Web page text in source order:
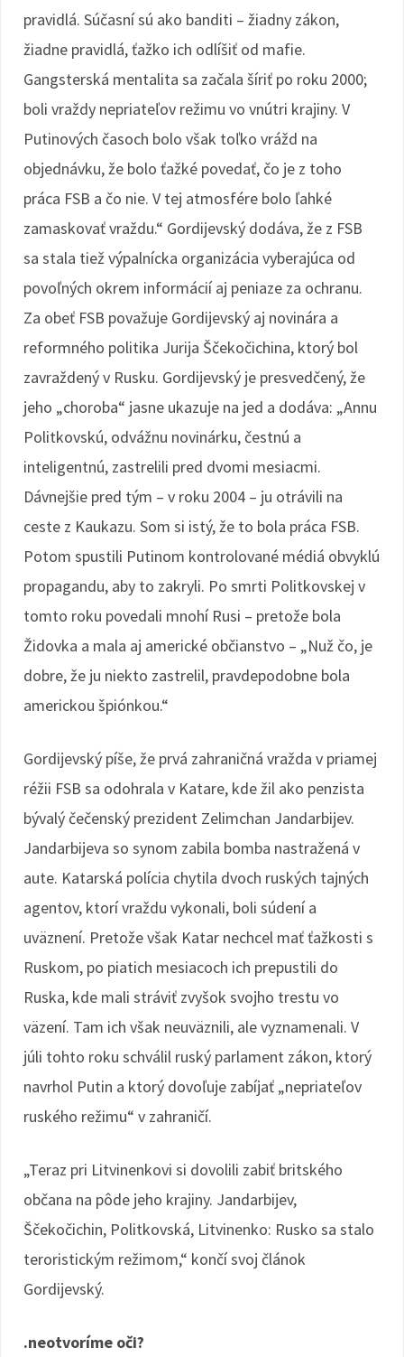
pravidlá. Súčasní sú ako banditi – žiadny zákon,
žiadne pravidlá, ťažko ich odlíšiť od mafie.
Gangsterská mentalita sa začala šíriť po roku 2000;
boli vraždy nepriateľov režimu vo vnútri krajiny. V
Putinových časoch bolo však toľko vrážd na
objednávku, že bolo ťažké povedať, čo je z toho
práca FSB a čo nie. V tej atmosfére bolo ľahké
zamaskovať vraždu.“ Gordijevský dodáva, že z FSB
sa stala tiež výpalnícka organizácia vyberajúca od
povoľných okrem informácií aj peniaze za ochranu.
Za obeť FSB považuje Gordijevský aj novinára a
reformného politika Jurija Ščekočichina, ktorý bol
zavraždený v Rusku. Gordijevský je presvedčený, že
jeho „choroba“ jasne ukazuje na jed a dodáva: „Annu
Politkovskú, odvážnu novinárku, čestnú a
inteligentnú, zastrelili pred dvomi mesiacmi.
Dávnejšie pred tým – v roku 2004 – ju otrávili na
ceste z Kaukazu. Som si istý, že to bola práca FSB.
Potom spustili Putinom kontrolované médiá obvyklú
propagandu, aby to zakryli. Po smrti Politkovskej v
tomto roku povedali mnohí Rusi – pretože bola
Židovka a mala aj americké občianstvo – „Nuž čo, je
dobre, že ju niekto zastrelil, pravdepodobne bola
americkou špiónkou.“
Gordijevský píše, že prvá zahraničná vražda v priamej
réžii FSB sa odohrala v Katare, kde žil ako penzista
bývalý čečenský prezident Zelimchan Jandarbijev.
Jandarbijeva so synom zabila bomba nastražená v
aute. Katarská polícia chytila dvoch ruských tajných
agentov, ktorí vraždu vykonali, boli súdení a
uväznení. Pretože však Katar nechcel mať ťažkosti s
Ruskom, po piatich mesiacoch ich prepustili do
Ruska, kde mali stráviť zvyšok svojho trestu vo
väzení. Tam ich však neuväznili, ale vyznamenali. V
júli tohto roku schválil ruský parlament zákon, ktorý
navrhol Putin a ktorý dovoľuje zabíjať „nepriateľov
ruského režimu“ v zahraničí.
„Teraz pri Litvinenkovi si dovolili zabiť britského
občana na pôde jeho krajiny. Jandarbijev,
Ščekočichin, Politkovská, Litvinenko: Rusko sa stalo
teroristickým režimom,“ končí svoj článok
Gordijevský.
.neotvoríme oči?